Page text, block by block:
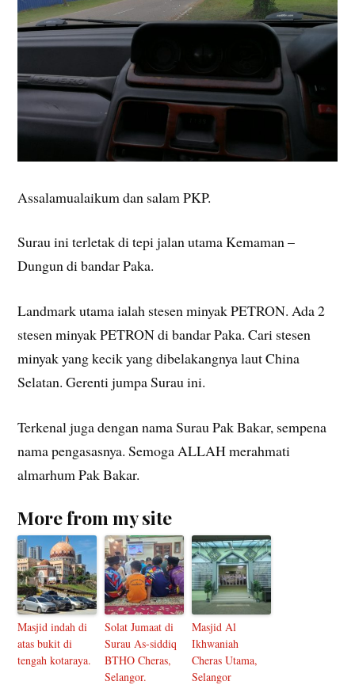
Assalamualaikum dan salam PKP.
Surau ini terletak di tepi jalan utama Kemaman –
Dungun di bandar Paka.
Landmark utama ialah stesen minyak PETRON. Ada 2
stesen minyak PETRON di bandar Paka. Cari stesen
minyak yang kecik yang dibelakangnya laut China
Selatan. Gerenti jumpa Surau ini.
Terkenal juga dengan nama Surau Pak Bakar, sempena
nama pengasasnya. Semoga ALLAH merahmati
almarhum Pak Bakar.
More from my site
Masjid indah di
atas bukit di
tengah kotaraya.
Solat Jumaat di
Surau As-siddiq
BTHO Cheras,
Selangor.
Masjid Al
Ikhwaniah
Cheras Utama,
Selangor